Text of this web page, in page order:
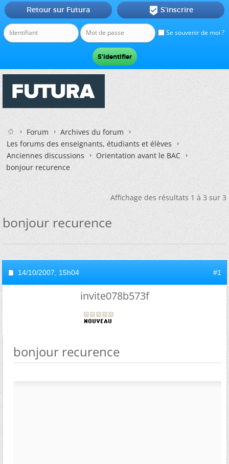
Se souvenir de moi ?
Retour sur Futura  S'inscrire
Forum
Archives du forum
Les forums des enseignants, étudiants et élèves
Anciennes discussions
Orientation avant le BAC
bonjour recurence
Affichage des résultats 1 à 3 sur 3
bonjour recurence
14/10/2007, 15h04 #1
invite078b573f
bonjour recurence